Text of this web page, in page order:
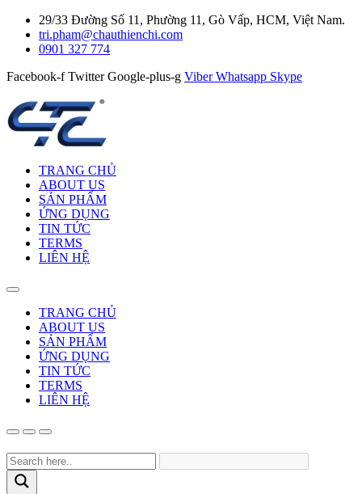
29/33 Đường Số 11, Phường 11, Gò Vấp, HCM, Việt Nam.
tri.pham@chauthienchi.com
0901 327 774
Facebook-f Twitter Google-plus-g Viber Whatsapp Skype
TRANG CHỦ
ABOUT US
SẢN PHẨM
ỨNG DỤNG
TIN TỨC
TERMS
LIÊN HỆ
TRANG CHỦ
ABOUT US
SẢN PHẨM
ỨNG DỤNG
TIN TỨC
TERMS
LIÊN HỆ